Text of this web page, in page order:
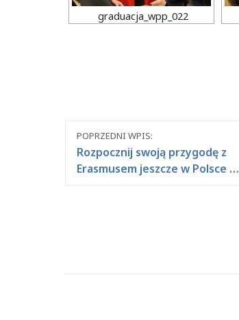
graduacja_wpp_022
Nawigacja
między
POPRZEDNI WPIS:
Rozpocznij swoją przygodę z
Erasmusem jeszcze w Polsce …